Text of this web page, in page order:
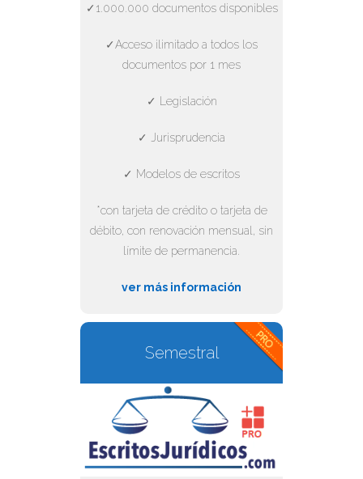
✓1.000.000 documentos disponibles
✓Acceso ilimitado a todos los
documentos por 1 mes
✓ Legislación
✓ Jurisprudencia
✓ Modelos de escritos
*con tarjeta de crédito o tarjeta de
débito, con renovación mensual, sin
límite de permanencia.
ver más información
Semestral